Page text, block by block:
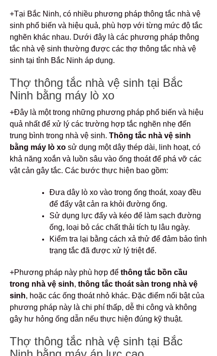
+Tại Bắc Ninh, có nhiều phương pháp thông tắc nhà vệ
sinh phổ biến và hiệu quả, phù hợp với từng mức độ tắc
nghẽn khác nhau. Dưới đây là các phương pháp thông
tắc nhà vệ sinh thường được các thợ thông tắc nhà vệ
sinh tại tỉnh Bắc Ninh áp dụng.
Thợ thông tắc nhà vệ sinh tại Bắc
Ninh bằng máy lò xo
+Đây là một trong những phương pháp phổ biến và hiệu
quả nhất để xử lý các trường hợp tắc nghẽn nhẹ đến
trung bình trong nhà vệ sinh. Thông tắc nhà vệ sinh
bằng máy lò xo sử dụng một dây thép dài, linh hoạt, có
khả năng xoắn và luồn sâu vào ống thoát để phá vỡ các
vật cản gây tắc. Các bước thực hiện bao gồm:
Đưa dây lò xo vào trong ống thoát, xoay đều
để đẩy vật cản ra khỏi đường ống.
Sử dụng lực đẩy và kéo để làm sạch đường
ống, loại bỏ các chất thải tích tụ lâu ngày.
Kiểm tra lại bằng cách xả thử để đảm bảo tình
trạng tắc đã được xử lý triệt để.
+Phương pháp này phù hợp để thông tắc bồn cầu
trong nhà vệ sinh, thông tắc thoát sàn trong nhà vệ
sinh, hoặc các ống thoát nhỏ khác. Đặc điểm nổi bật của
phương pháp này là chi phí thấp, dễ thi công và không
gây hư hỏng ống dẫn nếu thực hiện đúng kỹ thuật.
Thợ thông tắc nhà vệ sinh tại Bắc